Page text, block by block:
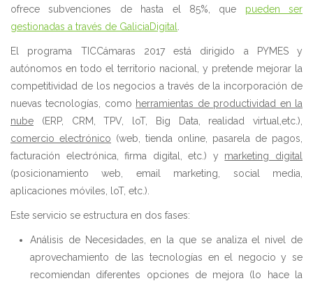
ofrece subvenciones de hasta el 85%, que pueden ser
gestionadas a través de GaliciaDigital
El programa TICCámaras 2017 está dirigido a PYMES y
autónomos en todo el territorio nacional, y pretende mejorar la
competitividad de los negocios a través de la incorporación de
nuevas tecnologías, como herramientas de productividad en la
nube (ERP, CRM, TPV, loT, Big Data, realidad virtual,etc.),
comercio electrónico (web, tienda online, pasarela de pagos,
facturación electrónica, firma digital, etc.) y marketing digital
(posicionamiento web, email marketing, social media,
aplicaciones móviles, loT, etc.).
Este servicio se estructura en dos fases:
Análisis de Necesidades, en la que se analiza el nivel de
aprovechamiento de las tecnologías en el negocio y se
recomiendan diferentes opciones de mejora (lo hace la